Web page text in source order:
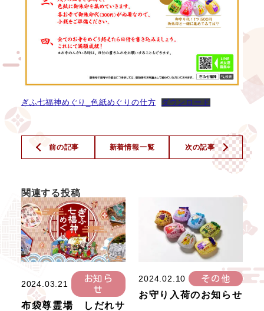
ぎふ七福神めぐり_色紙めぐりの仕方 ダウンロード
前の記事 次の記事
新着情報一覧
関連する投稿
2024.03.21
お知ら
せ
布袋尊霊場 しだれサ
2024.02.10 その他
お守り入荷のお知らせ